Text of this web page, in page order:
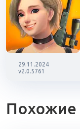
29.11.2024
v2.0.5761
Похожие